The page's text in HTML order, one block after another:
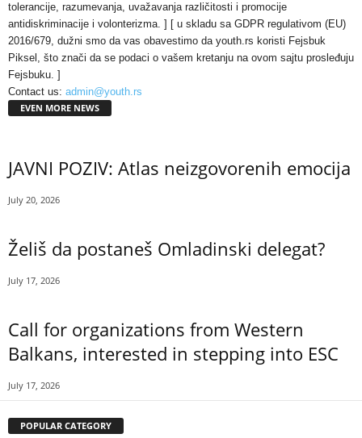
tolerancije, razumevanja, uvažavanja različitosti i promocije
antidiskriminacije i volonterizma. ] [ u skladu sa GDPR regulativom (EU)
2016/679, dužni smo da vas obavestimo da youth.rs koristi Fejsbuk
Piksel, što znači da se podaci o vašem kretanju na ovom sajtu prosleđuju
Fejsbuku. ]
Contact us: admin@youth.rs
EVEN MORE NEWS
JAVNI POZIV: Atlas neizgovorenih emocija
July 20, 2026
Želiš da postaneš Omladinski delegat?
July 17, 2026
Call for organizations from Western
Balkans, interested in stepping into ESC
July 17, 2026
POPULAR CATEGORY